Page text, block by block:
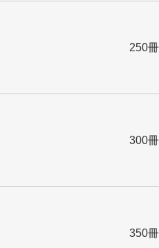
250冊
300冊
350冊